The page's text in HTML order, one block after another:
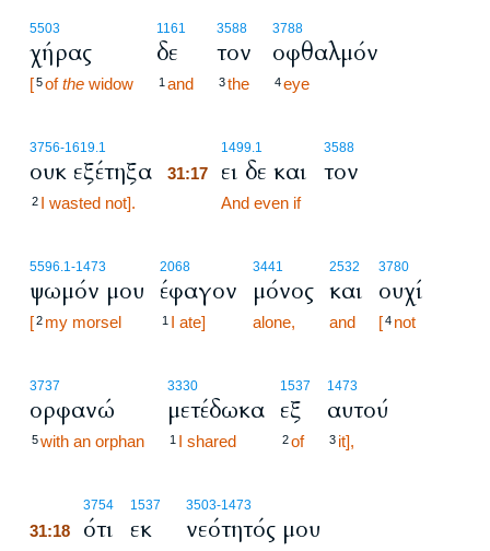
5503
χήρας
[5ofthe widow
1161
δε
1 and
3588
τον
3the
3788
οφθαλμόν
4eye
3756-1619.1
ουκ εξέτηξα
2 I wasted not].
1499.1
31:17 ει δε και
And even if
3588
τον
5596.1-1473
ψωμόν μου
[2 my morsel
2068
έφαγον
1 I ate]
3441
μόνος
alone,
2532
και
and
3780
ουχί
[4 not
3737
ορφανώ
5with an orphan
3330
μετέδωκα
1 I shared
1537
εξ
2of
1473
αυτού
3 it],
3754
31:18 ότι
1537
εκ
3503-1473
νεότητός μου